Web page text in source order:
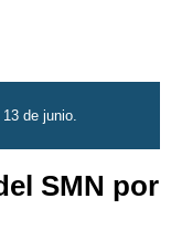
de junio.
SMN por